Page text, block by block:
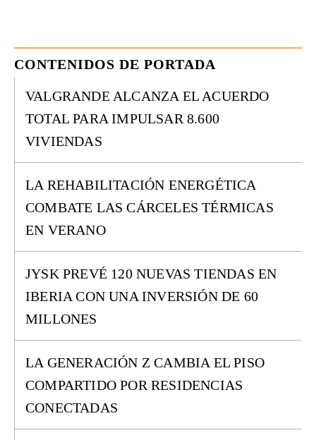
CONTENIDOS DE PORTADA
VALGRANDE ALCANZA EL ACUERDO
TOTAL PARA IMPULSAR 8.600
VIVIENDAS
LA REHABILITACIÓN ENERGÉTICA
COMBATE LAS CÁRCELES TÉRMICAS
EN VERANO
JYSK PREVÉ 120 NUEVAS TIENDAS EN
IBERIA CON UNA INVERSIÓN DE 60
MILLONES
LA GENERACIÓN Z CAMBIA EL PISO
COMPARTIDO POR RESIDENCIAS
CONECTADAS